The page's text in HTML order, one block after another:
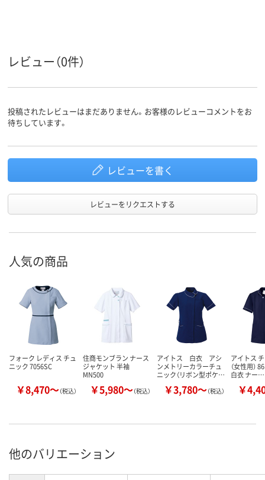
レビュー（0件）
投稿されたレビューはまだありません。お客様のレビューコメントをお
待ちしています。
レビューを書く
レビューをリクエストする
人気の商品
フォーク レディス チュ
ニック 7056SC
￥8,470～（税込）
住商モンブラン ナース
ジャケット 半袖
MN500
￥5,980～（税込）
アイトス 白衣 アシ
ンメトリーカラーチュ
ニック（リボン型ポケ…
￥3,780～（税込）
アイトス
（女性用）
白衣 ナー…
￥
他のバリエーション